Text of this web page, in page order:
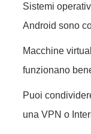
Sistemi
Android sono
Macchine
funzionano
Puoi
una VPN o